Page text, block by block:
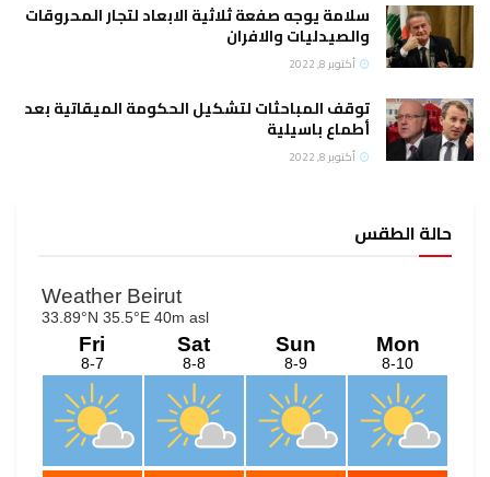
سلامة يوجه صفعة ثلاثية الابعاد لتجار المحروقات
والصيدليات والافران
أكتوبر 8, 2022
توقف المباحثات لتشكيل الحكومة الميقاتية بعد
أطماع باسيلية
أكتوبر 8, 2022
حالة الطقس